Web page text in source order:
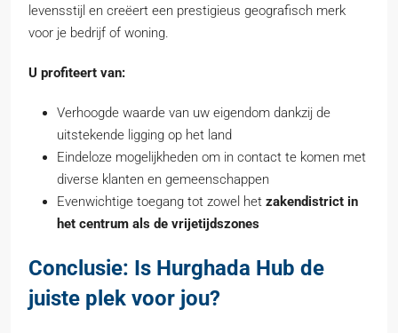
levensstijl en creëert een prestigieus geografisch merk
voor je bedrijf of woning.
U profiteert van:
Verhoogde waarde van uw eigendom dankzij de
uitstekende ligging op het land
Eindeloze mogelijkheden om in contact te komen met
diverse klanten en gemeenschappen
Evenwichtige toegang tot zowel het zakendistrict in
het centrum als de vrijetijdszones
Conclusie: Is Hurghada Hub de
juiste plek voor jou?